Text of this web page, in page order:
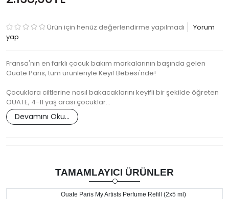
Ürün için henüz değerlendirme yapılmadı
Yorum
yap
Fransa'nın en farklı çocuk bakım markalarının başında gelen
Ouate Paris, tüm ürünleriyle Keyif Bebesi'nde!
Çocuklara ciltlerine nasıl bakacaklarını keyifli bir şekilde öğreten
OUATE, 4-11 yaş arası çocuklar…
Devamını Oku...
TAMAMLAYICI ÜRÜNLER
Ouate Paris My Artists Perfume Refill (2x5 ml)